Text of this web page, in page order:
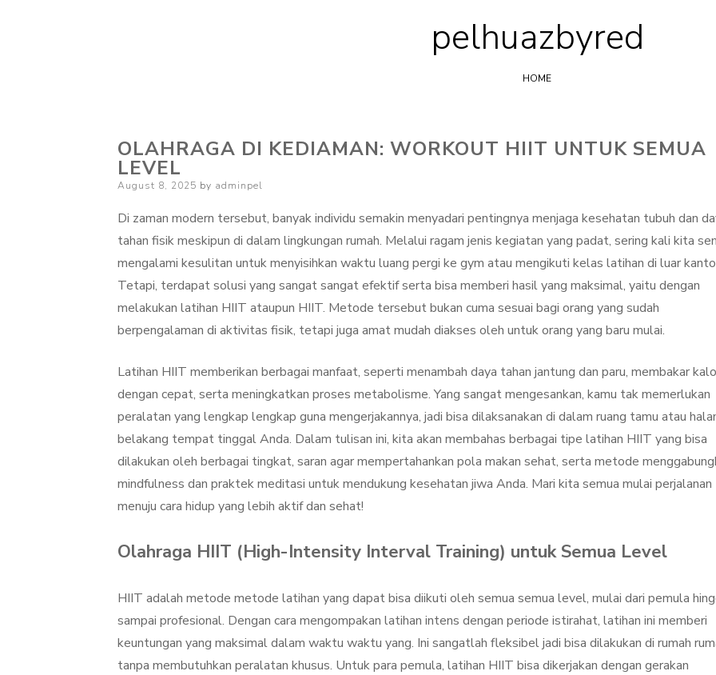
Skip
to
content
pelhuazbyred
HOME
OLAHRAGA DI KEDIAMAN: WORKOUT HIIT UNTUK SEMUA
LEVEL
Posted
August 8, 2025 by adminpel
Di zaman modern tersebut, banyak individu semakin menyadari pentingnya menjaga kesehatan tubuh dan
tahan fisik meskipun di dalam lingkungan rumah. Melalui ragam jenis kegiatan yang padat, sering kali kita
mengalami kesulitan untuk menyisihkan waktu luang pergi ke gym atau mengikuti kelas latihan di luar
Tetapi, terdapat solusi yang sangat sangat efektif serta bisa memberi hasil yang maksimal, yaitu dengan
melakukan latihan HIIT ataupun HIIT. Metode tersebut bukan cuma sesuai bagi orang yang sudah
berpengalaman di aktivitas fisik, tetapi juga amat mudah diakses oleh untuk orang yang baru mulai.
Latihan HIIT memberikan berbagai manfaat, seperti menambah daya tahan jantung dan paru, membakar
dengan cepat, serta meningkatkan proses metabolisme. Yang sangat mengesankan, kamu tak memerlukan
peralatan yang lengkap lengkap guna mengerjakannya, jadi bisa dilaksanakan di dalam ruang tamu atau
belakang tempat tinggal Anda. Dalam tulisan ini, kita akan membahas berbagai tipe latihan HIIT yang bisa
dilakukan oleh berbagai tingkat, saran agar mempertahankan pola makan sehat, serta metode
mindfulness dan praktek meditasi untuk mendukung kesehatan jiwa Anda. Mari kita semua mulai perjalanan
menuju cara hidup yang lebih aktif dan sehat!
Olahraga HIIT (High-Intensity Interval Training) untuk Semua Level
HIIT adalah metode metode latihan yang dapat bisa diikuti oleh semua semua level, mulai dari pemula
sampai profesional. Dengan cara mengompakan latihan intens dengan periode istirahat, latihan ini memberi
keuntungan yang maksimal dalam waktu waktu yang. Ini sangatlah fleksibel jadi bisa dilakukan di rumah
tanpa membutuhkan peralatan khusus. Untuk para pemula, latihan HIIT bisa dikerjakan dengan gerakan